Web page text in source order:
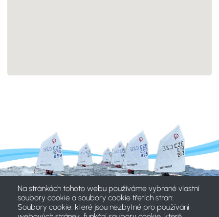
Na stránkách tohoto webu používáme vybrané vlastní
soubory cookie a soubory cookie třetích stran:
Soubory cookie, které jsou nezbytné pro používání